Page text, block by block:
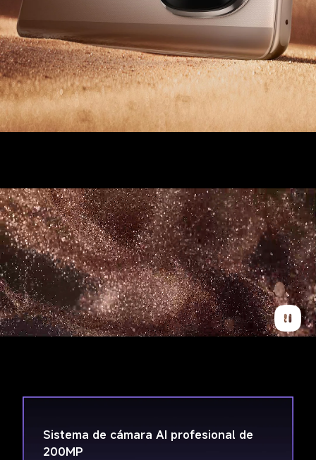
Sistema de cámara AI profesional de
200MP